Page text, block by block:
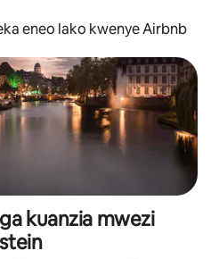
eneo lako kwenye Airbnb
kuanzia mwezi